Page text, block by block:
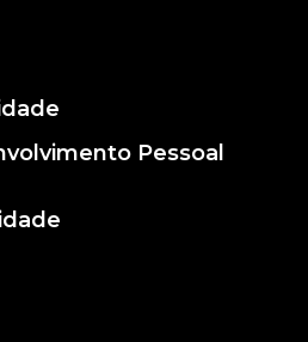
Pessoal